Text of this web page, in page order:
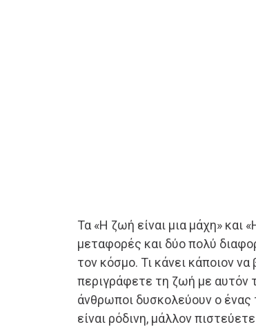
Τα «Η ζωή είναι μια μάχη» και
μεταφορές και δύο πολύ
τον κόσμο. Τι κάνει κάποιον
περιγράφετε τη ζωή με αυτόν
άνθρωποι δυσκολεύουν ο
είναι ρόδινη, μάλλον